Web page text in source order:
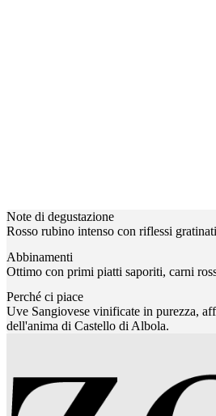
Note di degustazione
Rosso rubino intenso con riflessi
Abbinamenti
Ottimo con primi piatti saporiti, carni
Perché ci piace
Uve Sangiovese vinificate in purezza,
dell'anima di Castello di Albola.